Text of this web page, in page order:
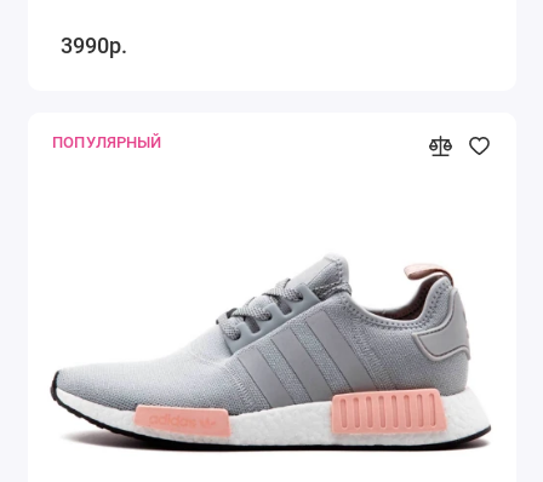
3990р.
ПОПУЛЯРНЫЙ